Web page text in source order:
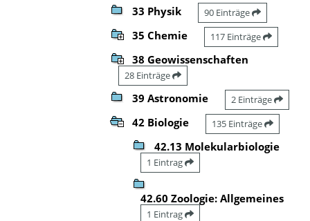
33 Physik 90 Einträge
35 Chemie 117 Einträge
38 Geowissenschaften
28 Einträge
39 Astronomie 2 Einträge
42 Biologie 135 Einträge
42.13 Molekularbiologie
1 Eintrag
42.60 Zoologie: Allgemeines
1 Eintrag